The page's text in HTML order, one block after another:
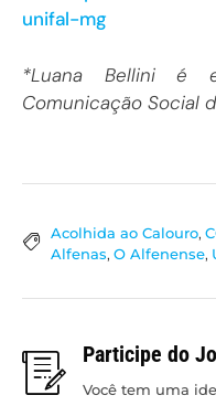
unifal-mg
*Luana Bellini é
Comunicação Social
Acolhida ao Calouro,
Alfenas, O Alfenense,
Participe do
Você tem uma